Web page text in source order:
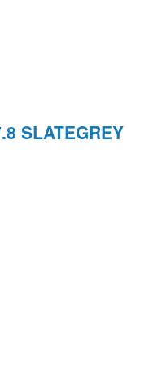
SLATEGREY